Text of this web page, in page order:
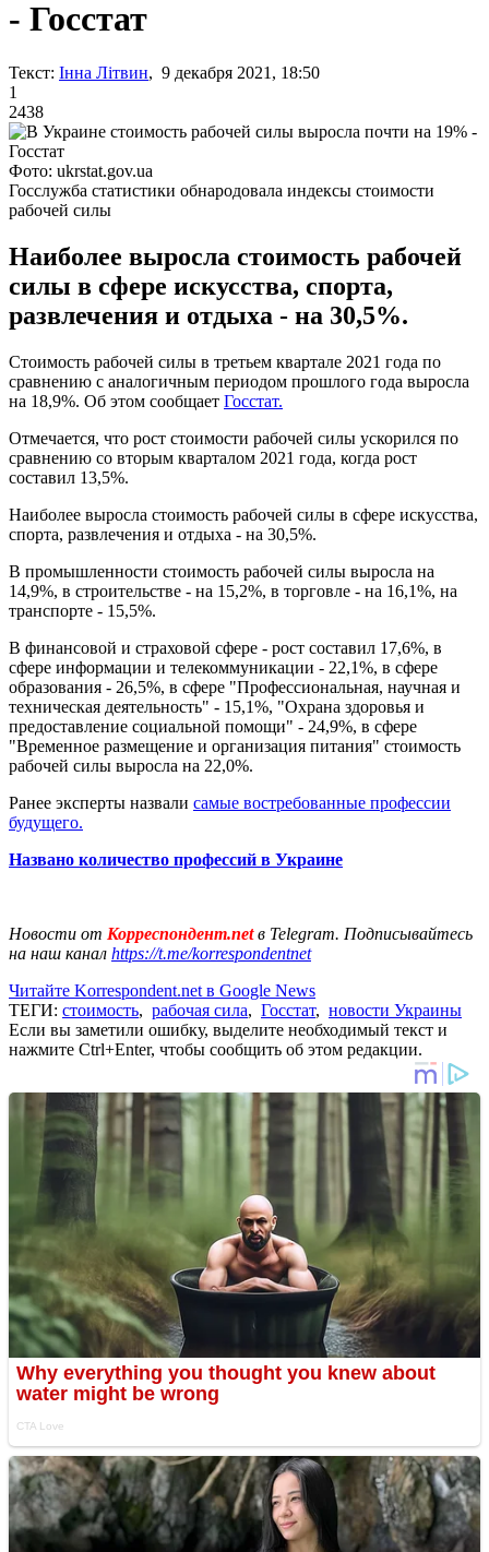
- Госстат
Текст: Інна Літвин, 9 декабря 2021, 18:50
1
2438
Фото: ukrstat.gov.ua
Госслужба статистики обнародовала индексы стоимости
рабочей силы
Наиболее выросла стоимость рабочей
силы в сфере искусства, спорта,
развлечения и отдыха - на 30,5%.
Стоимость рабочей силы в третьем квартале 2021 года по
сравнению с аналогичным периодом прошлого года выросла
на 18,9%. Об этом сообщает Госстат.
Отмечается, что рост стоимости рабочей силы ускорился по
сравнению со вторым кварталом 2021 года, когда рост
составил 13,5%.
Наиболее выросла стоимость рабочей силы в сфере искусства,
спорта, развлечения и отдыха - на 30,5%.
В промышленности стоимость рабочей силы выросла на
14,9%, в строительстве - на 15,2%, в торговле - на 16,1%, на
транспорте - 15,5%.
В финансовой и страховой сфере - рост составил 17,6%, в
сфере информации и телекоммуникации - 22,1%, в сфере
образования - 26,5%, в сфере "Профессиональная, научная и
техническая деятельность" - 15,1%, "Охрана здоровья и
предоставление социальной помощи" - 24,9%, в сфере
"Временное размещение и организация питания" стоимость
рабочей силы выросла на 22,0%.
Ранее эксперты назвали самые востребованные профессии
будущего.
Названо количество профессий в Украине
Новости от Корреспондент.netв Telegram. Подписывайтесь
на наш канал https://t.me/korrespondentnet
Читайте Korrespondent.net в Google News
ТЕГИ: стоимость, рабочая сила, Госстат, новости Украины
Если вы заметили ошибку, выделите необходимый текст и
нажмите Ctrl+Enter, чтобы сообщить об этом редакции.